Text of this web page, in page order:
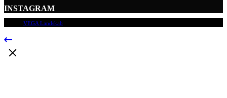
INSTAGRAM
VEGA Landskab